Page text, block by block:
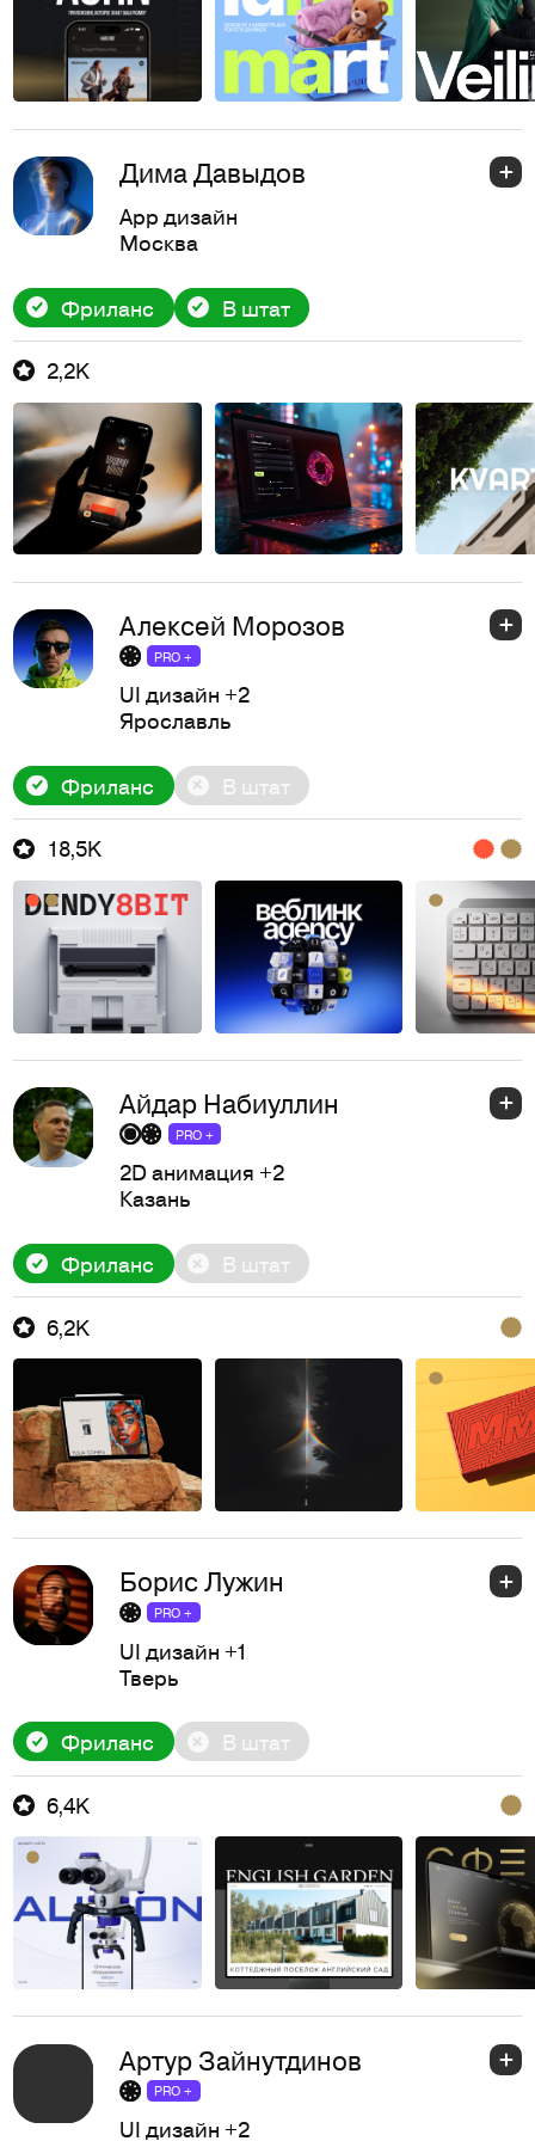
Дима Давыдов
App дизайн
Москва
Фриланс В штат
2,2K
Алексей Морозов
PRO +
UI дизайн +2
Ярославль
Фриланс В штат
18,5K
Айдар Набиуллин
PRO +
2D анимация +2
Казань
Фриланс В штат
6,2K
Борис Лужин
PRO +
UI дизайн +1
Тверь
Фриланс В штат
6,4K
Артур Зайнутдинов
PRO +
UI дизайн +2